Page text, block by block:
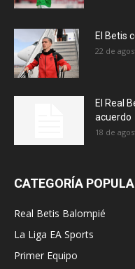
El Betis
22 de
El Real
acuerdo
18 de
CATEGORÍA
Real Betis Balompié
La Liga EA Sports
Primer Equipo